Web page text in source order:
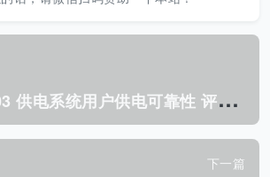
D
L/T 836-2003 供电系统用户供电可靠性 评价规程.pdf
下一篇